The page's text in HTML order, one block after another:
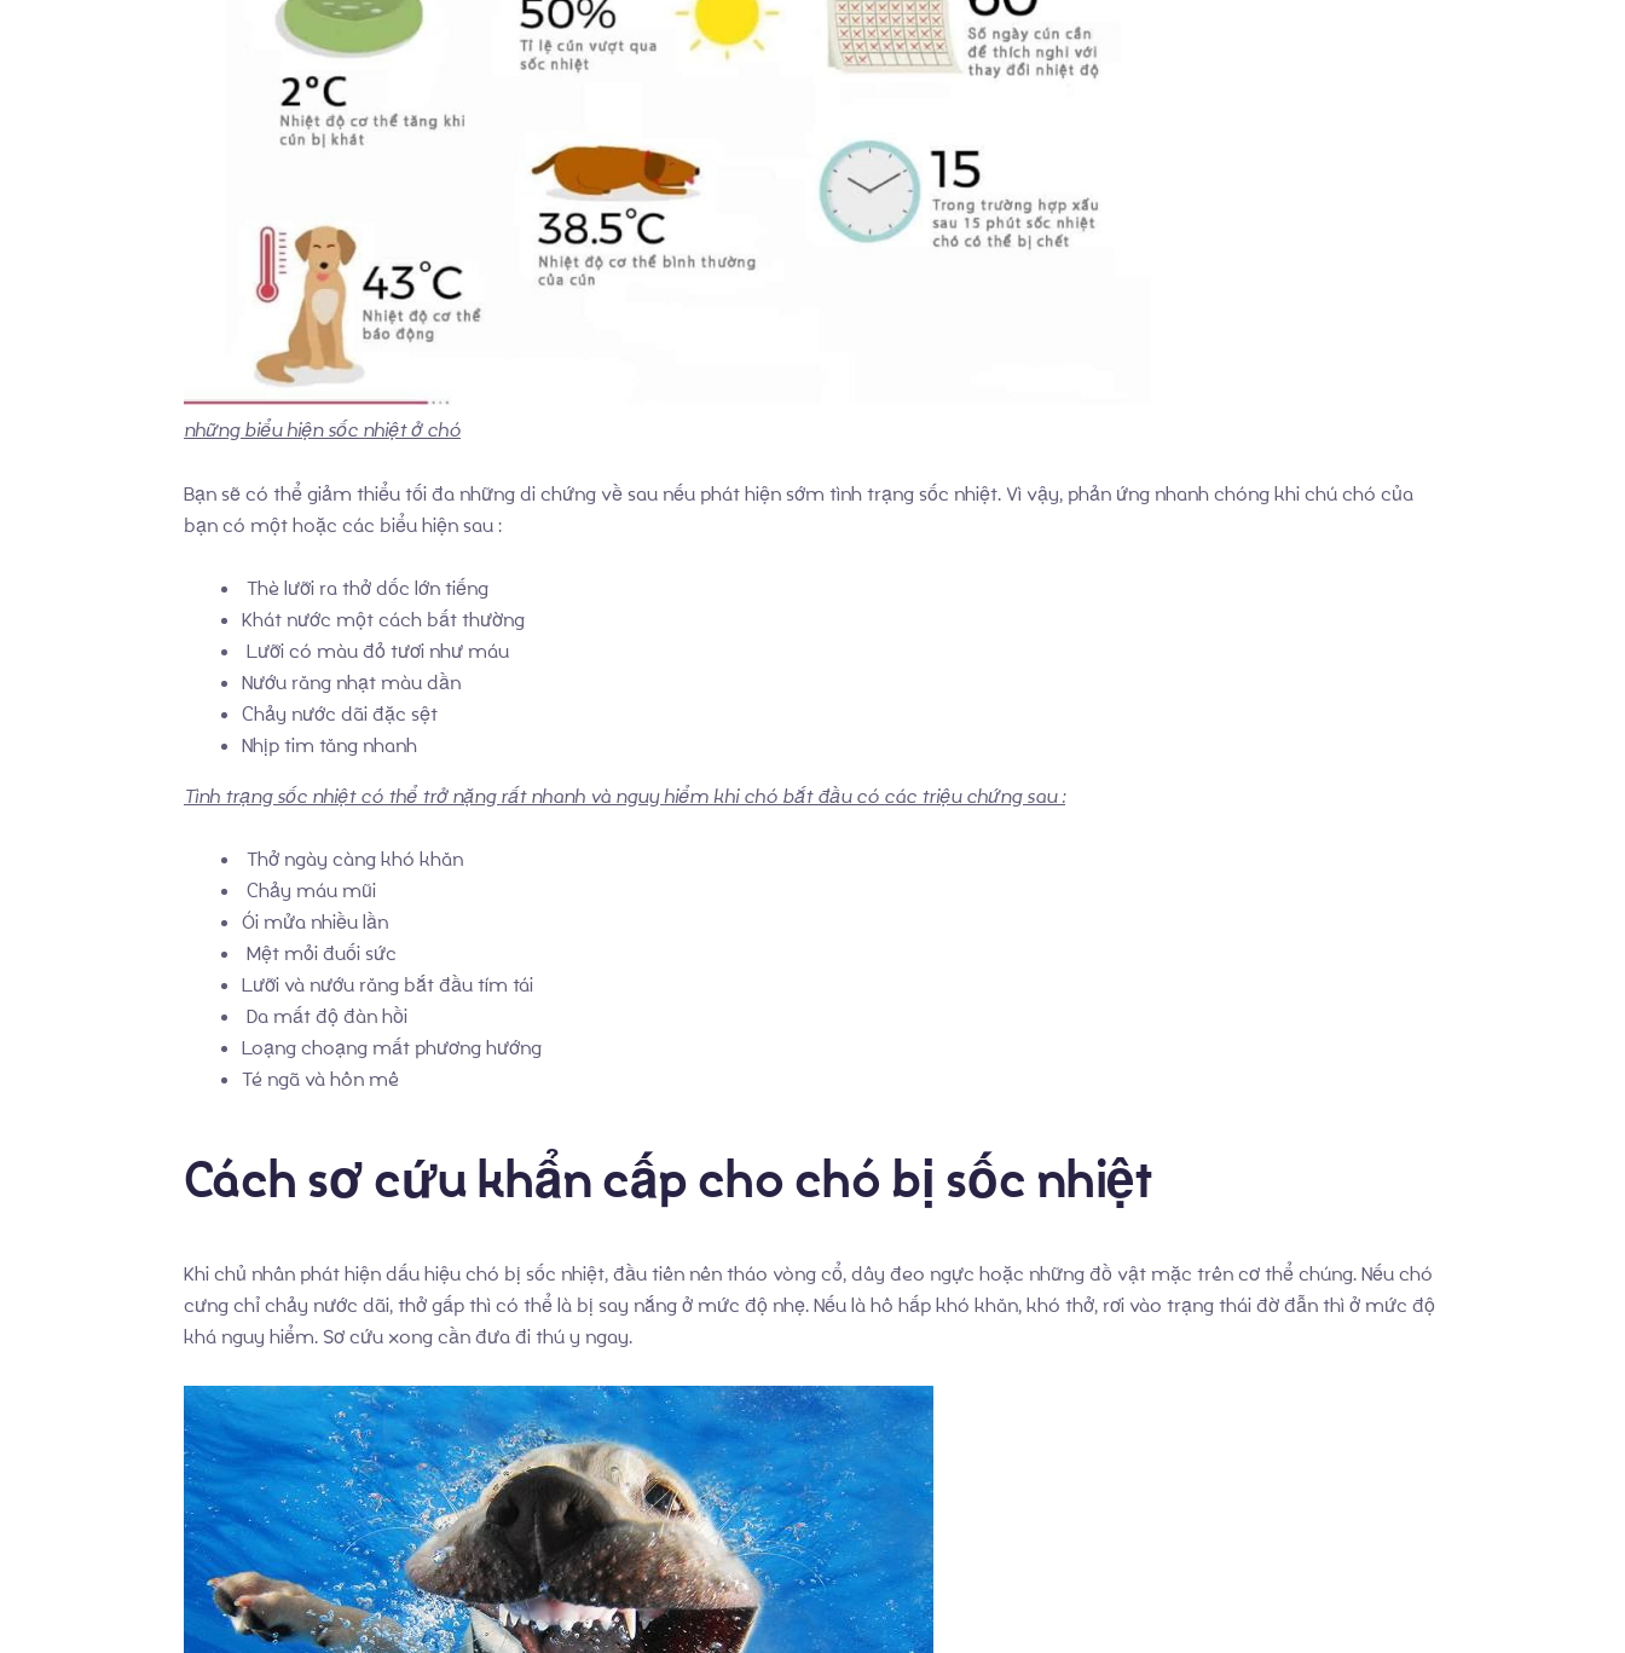
những biểu hiện sốc nhiệt ở chó
Bạn sẽ có thể giảm thiểu tối đa những di chứng về sau nếu phát hiện sớm tình trạng sốc nhiệt. Vì vậy, phản ứng nhanh chóng khi chú chó của
bạn có một hoặc các biểu hiện sau :
Thè lưỡi ra thở dốc lớn tiếng
Khát nước một cách bất thường
Lưỡi có màu đỏ tươi như máu
Nướu răng nhạt màu dần
Chảy nước dãi đặc sệt
Nhịp tim tăng nhanh
Tình trạng sốc nhiệt có thể trở nặng rất nhanh và nguy hiểm khi chó bắt đầu có các triệu chứng sau :
Thở ngày càng khó khăn
Chảy máu mũi
Ói mửa nhiều lần
Mệt mỏi đuối sức
Lưỡi và nướu răng bắt đầu tím tái
Da mất độ đàn hồi
Loạng choạng mất phương hướng
Té ngã và hôn mê
Cách sơ cứu khẩn cấp cho chó bị sốc nhiệt
Khi chủ nhân phát hiện dấu hiệu chó bị sốc nhiệt, đầu tiên nên tháo vòng cổ, dây đeo ngực hoặc những đồ vật mặc trên cơ thể chúng. Nếu chó
cưng chỉ chảy nước dãi, thở gấp thì có thể là bị say nắng ở mức độ nhẹ. Nếu là hô hấp khó khăn, khó thở, rơi vào trạng thái đờ đẫn thì ở mức độ
khá nguy hiểm. Sơ cứu xong cần đưa đi thú y ngay.